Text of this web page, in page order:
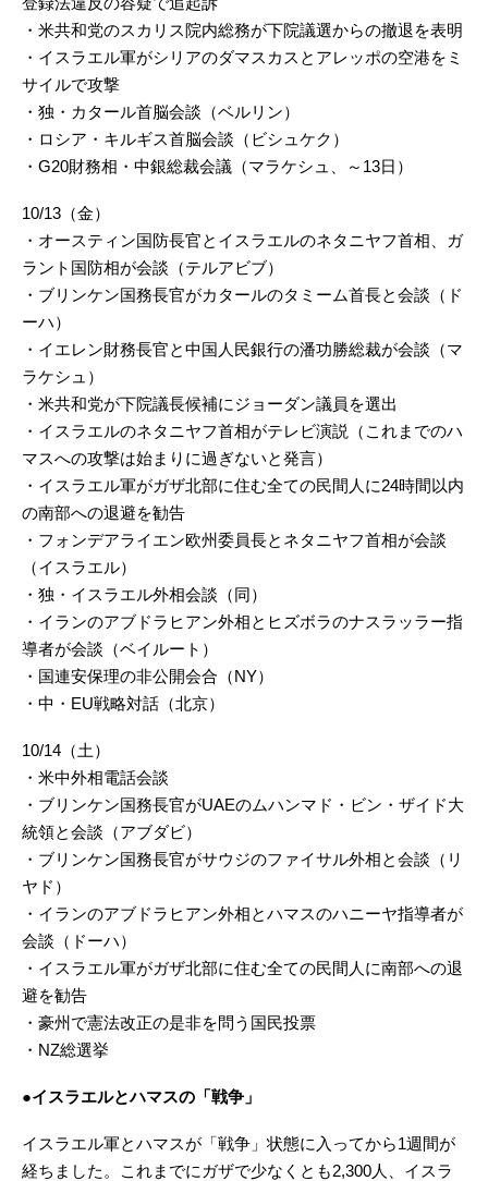
・米共和党のスカリス院内総務が下院議選からの撤退を表明
・イスラエル軍がシリアのダマスカスとアレッポの空港をミ
サイルで攻撃
・独・カタール首脳会談（ベルリン）
・ロシア・キルギス首脳会談（ビシュケク）
・G20財務相・中銀総裁会議（マラケシュ、～13日）
10/13（金）
・オースティン国防長官とイスラエルのネタニヤフ首相、ガ
ラント国防相が会談（テルアビブ）
・ブリンケン国務長官がカタールのタミーム首長と会談（ド
ーハ）
・イエレン財務長官と中国人民銀行の潘功勝総裁が会談（マ
ラケシュ）
・米共和党が下院議長候補にジョーダン議員を選出
・イスラエルのネタニヤフ首相がテレビ演説（これまでのハ
マスへの攻撃は始まりに過ぎないと発言）
・イスラエル軍がガザ北部に住む全ての民間人に24時間以内
の南部への退避を勧告
・フォンデアライエン欧州委員長とネタニヤフ首相が会談
（イスラエル）
・独・イスラエル外相会談（同）
・イランのアブドラヒアン外相とヒズボラのナスラッラー指
導者が会談（ベイルート）
・国連安保理の非公開会合（NY）
・中・EU戦略対話（北京）
10/14（土）
・米中外相電話会談
・ブリンケン国務長官がUAEのムハンマド・ビン・ザイド大
統領と会談（アブダビ）
・ブリンケン国務長官がサウジのファイサル外相と会談（リ
ヤド）
・イランのアブドラヒアン外相とハマスのハニーヤ指導者が
会談（ドーハ）
・イスラエル軍がガザ北部に住む全ての民間人に南部への退
避を勧告
・豪州で憲法改正の是非を問う国民投票
・NZ総選挙
●イスラエルとハマスの「戦争」
イスラエル軍とハマスが「戦争」状態に入ってから1週間が
経ちました。これまでにガザで少なくとも2,300人、イスラ